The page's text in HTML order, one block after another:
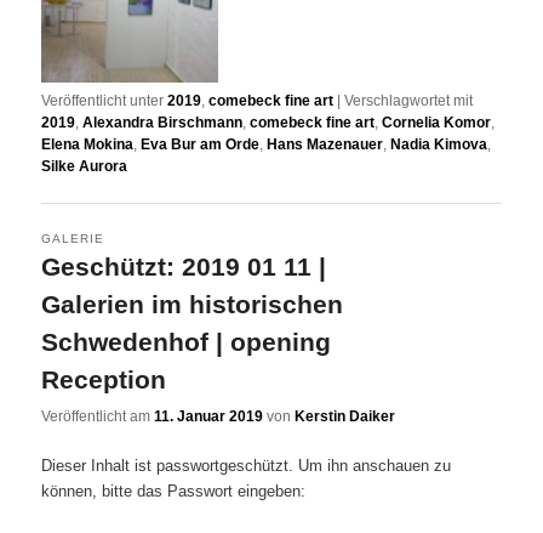
Veröffentlicht unter 2019 ,comebeck fine art |Verschlagwortet mit
2019 ,Alexandra Birschmann ,comebeck fine art ,Cornelia Komor
Elena Mokina ,Eva Bur am Orde ,Hans Mazenauer ,Nadia Kimova
Silke Aurora
Geschützt: 2019 01 11 |
Galerien im historischen
Schwedenhof | opening
Reception
GALERIE
Veröffentlicht am11. Januar 2019 von Kerstin Daiker
Dieser Inhalt ist passwortgeschützt. Um ihn anschauen zu
können, bitte das Passwort eingeben: